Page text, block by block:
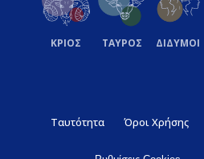
ΚΡΙΟΣ ΤΑΥΡΟΣ ΔΙΔΥΜΟΙ
Ταυτότητα Όροι Χρήσης